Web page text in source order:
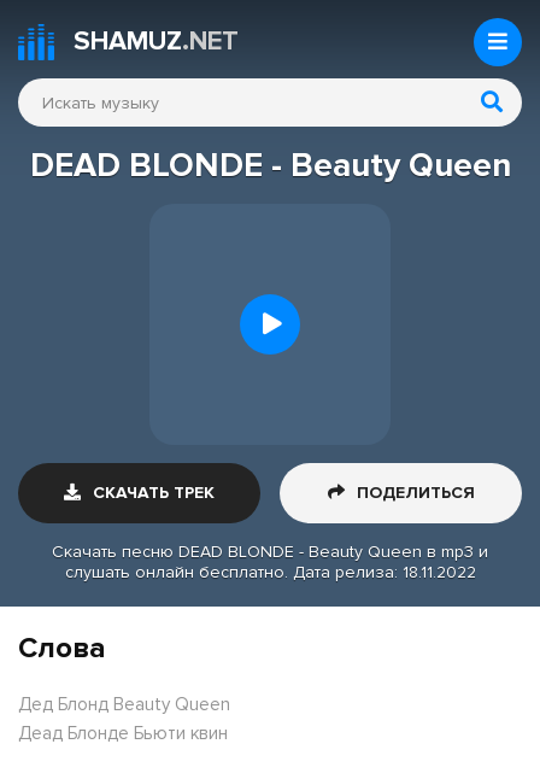
SHAMUZ.NET
DEAD BLONDE - Beauty Queen
СКАЧАТЬ ТРЕК ПОДЕЛИТЬСЯ
Скачать песню DEAD BLONDE - Beauty Queen в mp3 и
слушать онлайн бесплатно. Дата релиза: 18.11.2022
Слова
Дед Блонд Beauty Queen
Деад Блонде Бьюти квин